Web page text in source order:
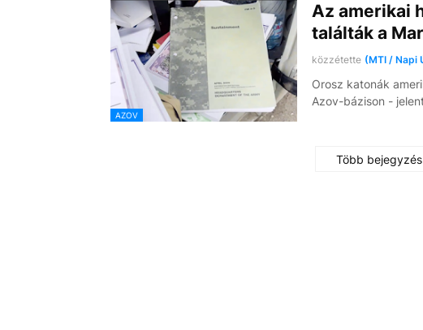
AZOV
Az amerikai
találták a
közzétette (MTI / Napi
Orosz katonák
Azov-bázison -
Több